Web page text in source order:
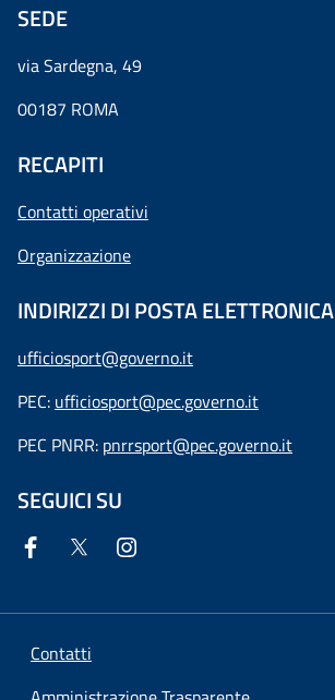
SEDE
via Sardegna, 49
00187 ROMA
RECAPITI
Contatti operativi
Organizzazione
INDIRIZZI DI POSTA ELETTRONICA
ufficiosport@governo.it
PEC: ufficiosport@pec.governo.it
PEC PNRR: pnrrsport@pec.governo.it
SEGUICI SU
Contatti